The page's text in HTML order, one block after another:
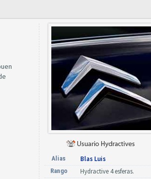
Alias Blas Luis
Rango Hydractive 4 esferas.